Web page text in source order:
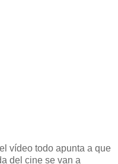
vídeo todo apunta a que
del cine se van a